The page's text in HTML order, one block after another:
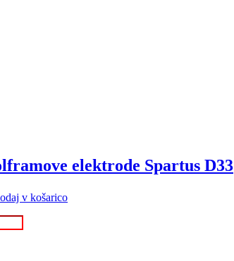
elektrode Spartus D33
v košarico